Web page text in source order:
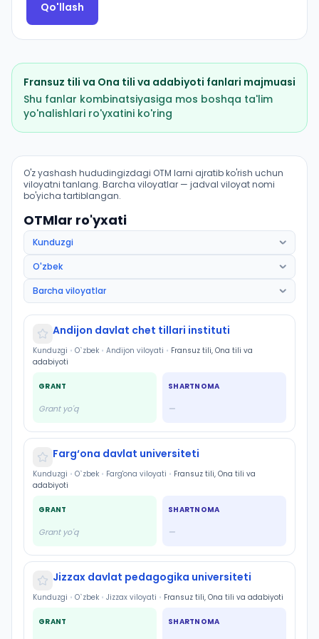
Qo'llash
Fransuz tili va Ona tili va adabiyoti fanlari majmuasi
Shu fanlar kombinatsiyasiga mos boshqa ta'lim
yo'nalishlari ro'yxatini ko'ring
Xorijiy til va adabiyoti: fransuz tili: OTM lar bo'yicha
O'z yashash hududingizdagi OTM larni ajratib ko'rish uchun
viloyatni tanlang. Barcha viloyatlar — jadval viloyat nomi
bo'yicha tartiblangan.
OTMlar ro'yxati
Andijon davlat chet tillari instituti
Kunduzgi • O`zbek • Andijon viloyati • Fransuz tili, Ona tili va
adabiyoti
GRANT
Grant yo'q
SHARTNOMA
—
Farg‘ona davlat universiteti
Kunduzgi • O`zbek • Farg'ona viloyati • Fransuz tili, Ona tili va
adabiyoti
GRANT
Grant yo'q
SHARTNOMA
—
Jizzax davlat pedagogika universiteti
Kunduzgi • O`zbek • Jizzax viloyati • Fransuz tili, Ona tili va adabiyoti
GRANT SHARTNOMA